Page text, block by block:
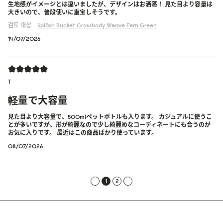
生地感がイメージとは違いましたが、デザインはお洒落！ 見た目より容量は
大きいので、普段使いに重宝しそうです。
검토 대상:
Spläsh Bucket Crossbody Weave Fern Green
14/07/2026
T
軽量で大容量
見た目より大容量で、500mlペットボトルも入ります。 カジュアルに使うこ
とが多いですが、形が綺麗なので少し綺麗めなコーディネートにも合うのが
お気に入りです。 最近はこの商品ばかり使っています。
08/07/2026
1 2